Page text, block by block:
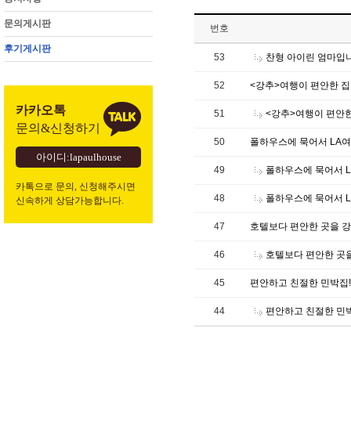
문의게시판
후기게시판
카카오톡
문의&신청하기
아이디:lapaulhouse
카톡으로 문의, 신청해주시면
신속하게 상담가능합니다.
번호
53 찬형 아이린 엄마입
52 <강추>여행이 편안한 집
51 <강추>여행이 편안
50 폴하우스에 묵어서 LA
49 폴하우스에 묵어서
48 폴하우스에 묵어서
47 호텔보다 편안한 곳을
46 호텔보다 편안한 곳
45 편안하고 친절한 민박집
44 편안하고 친절한 민